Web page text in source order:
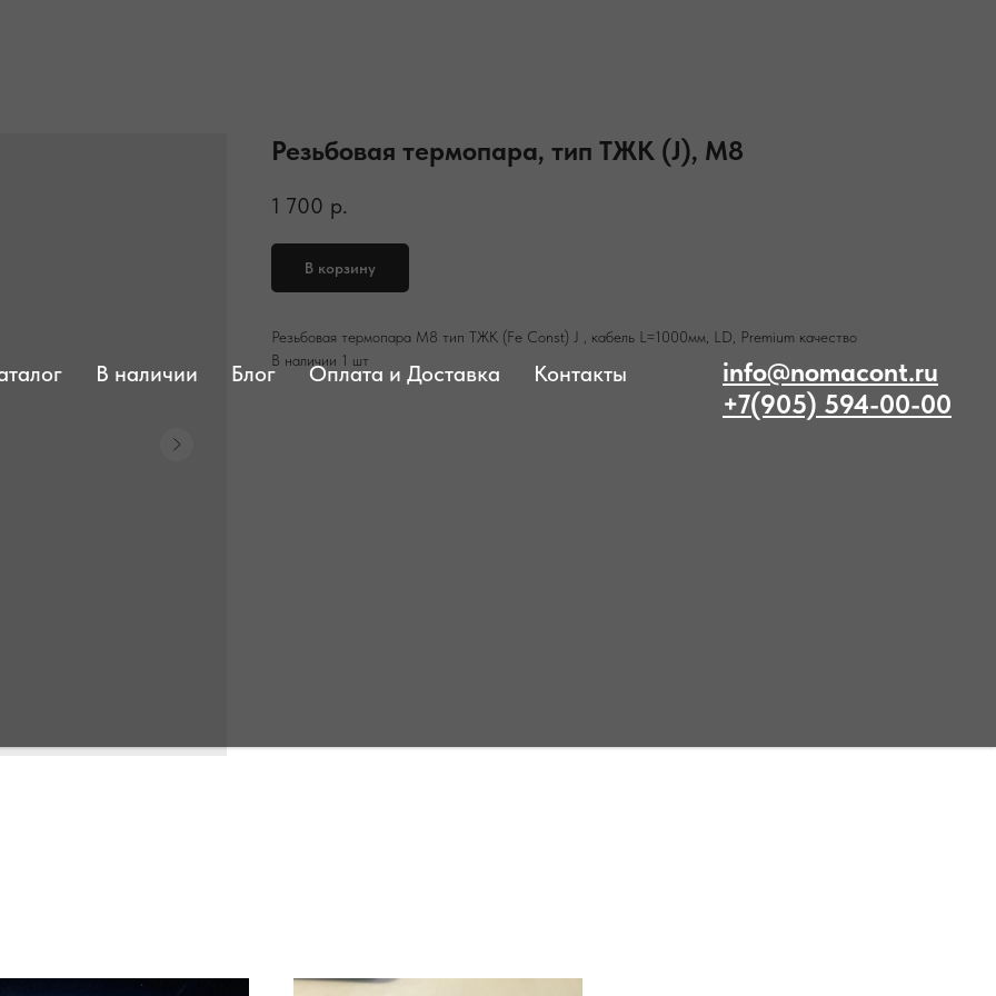
В наличии Блог Оплата и Доставка Контакты
info@nomacont.ru
+7(905) 594-00-00
Резьбовая термопара, тип ТЖК (J), М8
1 700 р.
В корзину
Резьбовая термопара М8 тип ТЖК (Fe Const) J , кабель L=1000мм, LD, Premium качество
В наличии 1 шт